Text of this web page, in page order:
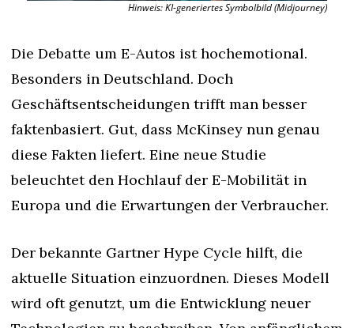
Hinweis: KI-generiertes Symbolbild (Midjourney)
Die Debatte um E-Autos ist hochemotional.
Besonders in Deutschland. Doch
Geschäftsentscheidungen trifft man besser
faktenbasiert. Gut, dass McKinsey nun genau
diese Fakten liefert. Eine neue Studie
beleuchtet den Hochlauf der E-Mobilität in
Europa und die Erwartungen der Verbraucher.
Der bekannte Gartner Hype Cycle hilft, die
aktuelle Situation einzuordnen. Dieses Modell
wird oft genutzt, um die Entwicklung neuer